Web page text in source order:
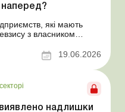
які мають
з власником
земельною
наперед за декілька
і власник...
19.06.2026
виявлено надлишки